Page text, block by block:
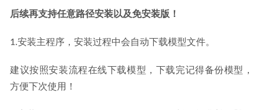
后续再支持任意路径安装以及免安装版！
1.安装主程序，安装过程中会自动下载模型文件。
建议按照安装流程在线下载模型，下载完记得备份模型，
方便下次使用！